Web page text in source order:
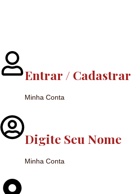
Entrar / Cadastrar
Minha Conta
Digite Seu Nome
Minha Conta